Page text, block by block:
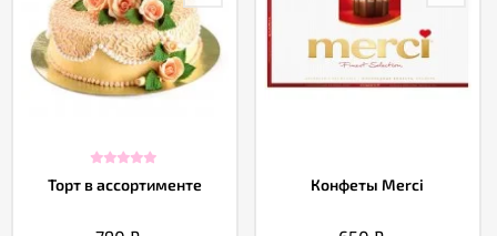
Торт в ассортименте Конфеты Merci